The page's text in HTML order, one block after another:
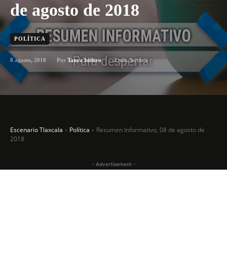
de agosto de 2018
POLÍTICA
8 agosto, 2018 Por Tanya Isidoro 2min. lectura
Escenario Tlaxcala Política
Resumen Informativo, 08 de agosto de
2018
- Advertisement -